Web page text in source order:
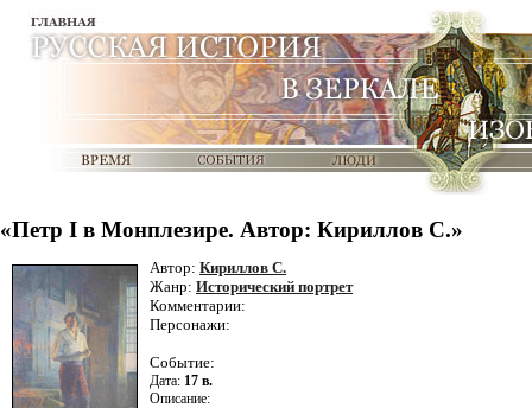
«Петр I в Монплезире. Автор: Кириллов С.»
Автор: Кириллов С.
Жанр: Исторический портрет
Комментарии:
Персонажи:
Событие:
Дата: 17 в.
Описание: